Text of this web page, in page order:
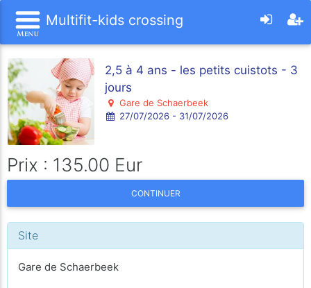
Multifit-kids crossing
2,5 à 4 ans - les petits cuistots - 3
jours
Gare de Schaerbeek
27/07/2026 - 31/07/2026
Prix : 135.00 Eur
CONTINUER
Site
Gare de Schaerbeek